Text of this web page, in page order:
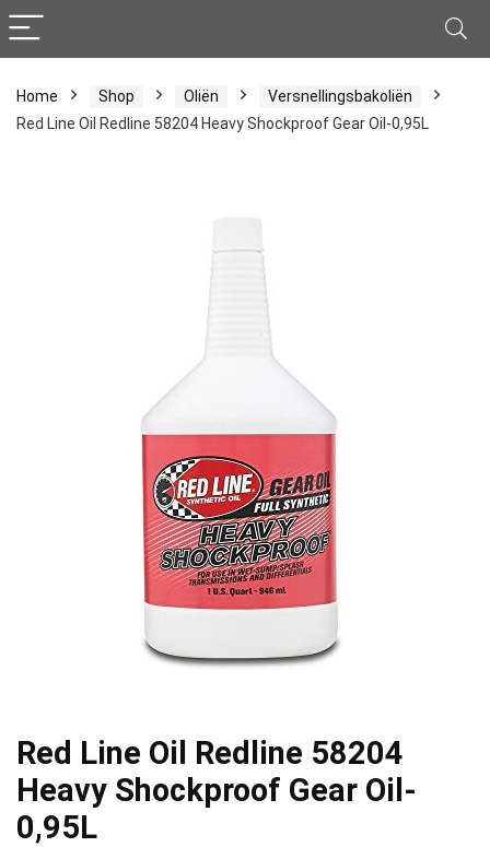
Home Shop Oliën
Versnellingsbakoliën
Red Line Oil Redline 58204 Heavy Shockproof Gear Oil-0,95L
Red Line Oil Redline 58204
Heavy Shockproof Gear Oil-
0,95L